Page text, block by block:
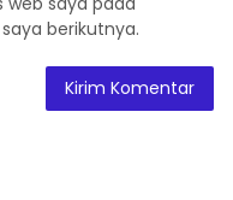
berikutnya.